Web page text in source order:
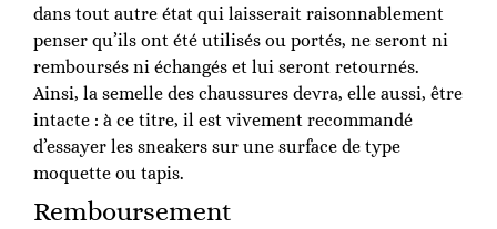
dans tout autre état qui laisserait raisonnablement
penser qu’ils ont été utilisés ou portés, ne seront ni
remboursés ni échangés et lui seront retournés.
Ainsi, la semelle des chaussures devra, elle aussi, être
intacte : à ce titre, il est vivement recommandé
d’essayer les sneakers sur une surface de type
moquette ou tapis.
Remboursement